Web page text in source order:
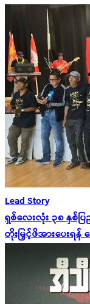
Lead Story
ရှစ်လေးလုံး ၃၈ နှစ်ပ
တိုးမြှင့်ဖိအားပေးရ